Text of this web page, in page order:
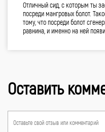
Отличный сид, с которым ты
посреди мангровых болот.
тому, что посреди болот
равнина, и именно на ней
Оставить